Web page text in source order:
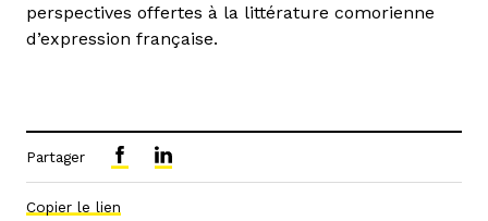
perspectives offertes à la littérature comorienne
d’expression française.
Partager
Copier le lien